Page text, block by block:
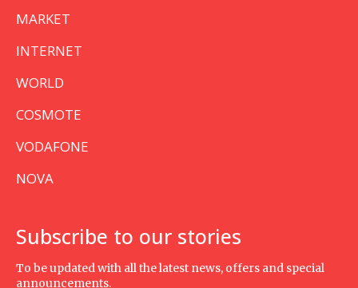
MARKET
INTERNET
WORLD
COSMOTE
VODAFONE
NOVA
Subscribe to our stories
To be updated with all the latest news, offers and special
announcements.